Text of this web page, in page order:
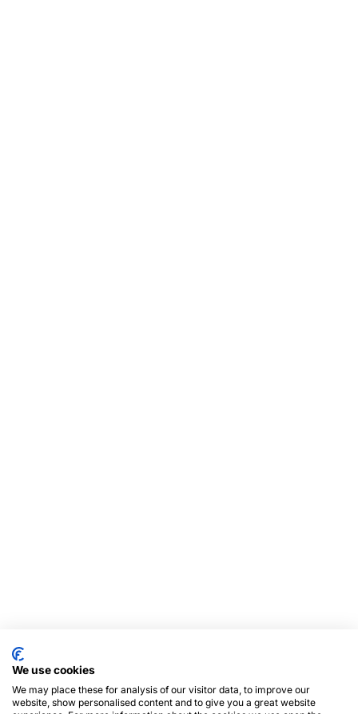
We use cookies
We may place these for analysis of our visitor data, to improve our
website, show personalised content and to give you a great website